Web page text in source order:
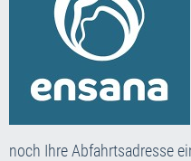
noch Ihre Abfahrtsadresse